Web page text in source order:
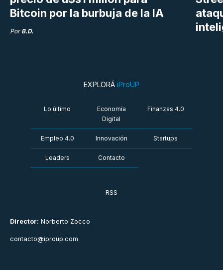
Bitcoin por la burbuja de la IA
Por B.D.
Director: Norberto Zocco
contacto@iproup.com
EXPLORÁ iProUP
Lo último
Economía
Digital
Finanzas 4.0
Empleo 4.0 Innovación Startups
Leaders Contacto
RSS